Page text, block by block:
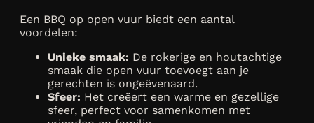
Een BBQ op open vuur biedt een aantal
voordelen:
Unieke smaak: De rokerige en houtachtige
smaak die open vuur toevoegt aan je
gerechten is ongeëvenaard.
Sfeer: Het creëert een warme en gezellige
sfeer, perfect voor samenkomen met